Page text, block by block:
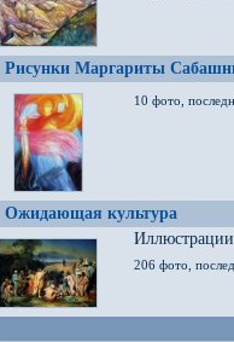
Рисунки Маргариты
10 фото,
Ожидающая культура
206 фото,